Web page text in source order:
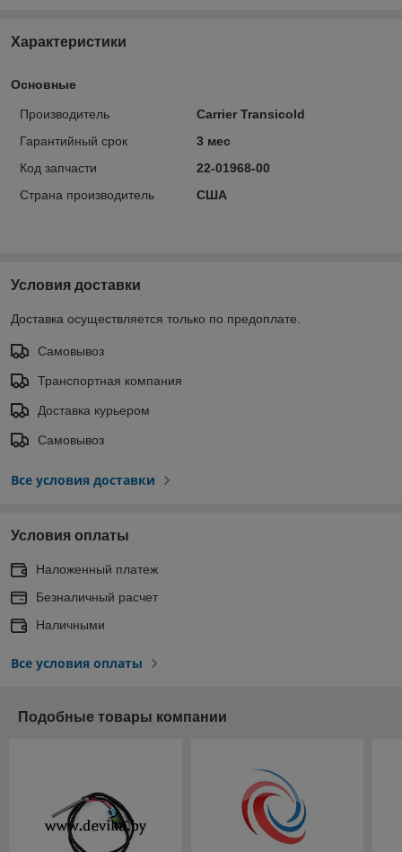
Характеристики
Основные
Производитель
Carrier Transicold
Гарантийный срок
3 мес
Код запчасти
22-01968-00
Страна производитель
США
Условия доставки
Доставка осуществляется только по предоплате.
Самовывоз
Транспортная компания
Доставка курьером
Самовывоз
Все условия доставки
Условия оплаты
Наложенный платеж
Безналичный расчет
Наличными
Все условия оплаты
Подобные товары компании